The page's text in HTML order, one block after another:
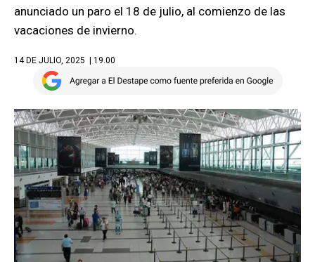
anunciado un paro el 18 de julio, al comienzo de las
vacaciones de invierno.
14 DE JULIO, 2025 | 19.00